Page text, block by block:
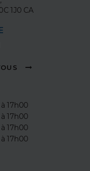
1J0 CA
17h00
17h00
17h00
17h00